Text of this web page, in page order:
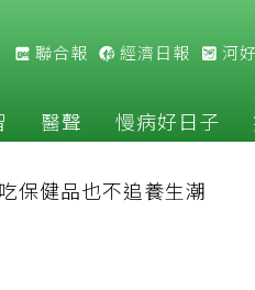
聯合報 經濟日報 河
醫聲 慢病好日子
保健品也不追養生潮